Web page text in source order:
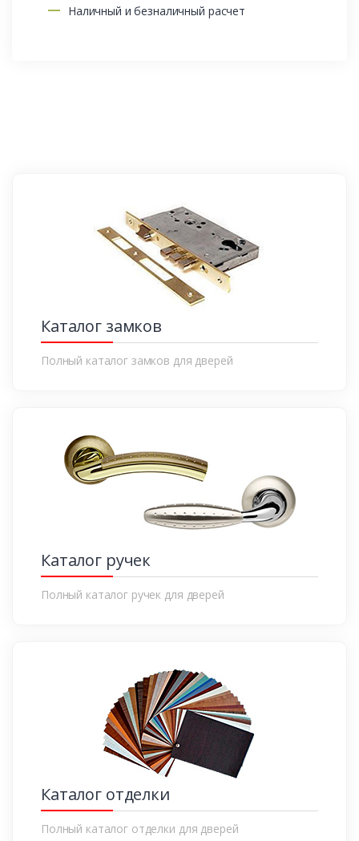
Наличный и безналичный расчет
Каталог замков
Полный каталог замков для дверей
Каталог ручек
Полный каталог ручек для дверей
Каталог отделки
Полный каталог отделки для дверей